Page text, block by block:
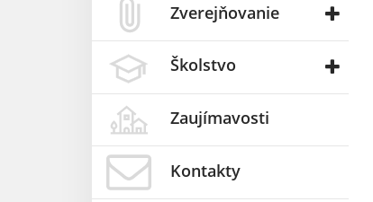
Zverejňovanie
Školstvo
Zaujímavosti
Kontakty